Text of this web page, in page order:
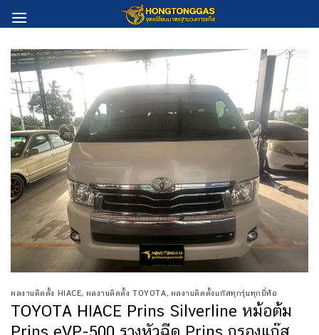
to
ผลงานติดตั้ง HIACE, ผลงานติดตั้ง TOYOTA, ผลงานติดตั้งแก๊สทุกรุ่นทุกยี่ห้อ
TOYOTA HIACE Prins Silverline หม้อต้ม